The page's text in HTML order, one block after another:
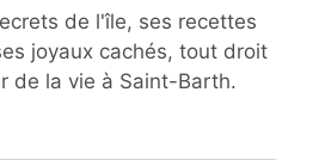
de l'île, ses recettes
joyaux cachés, tout droit
de la vie à Saint-Barth.